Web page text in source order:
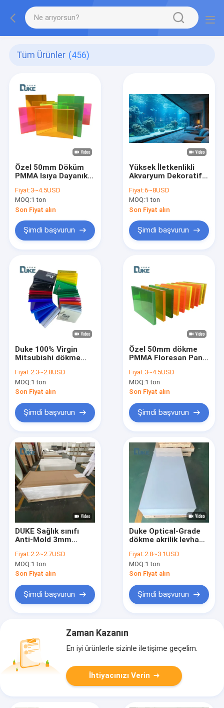
Tüm Ürünler (456)
Özel 50mm Döküm
PMMA Isıya Dayanıklı
12mm/10mm/20mm
Akrilik Plastik
Levhalar Reklam
Tabela Dekorasyon
Panosu
Fiyat:3~4.5USD
MOQ:1 ton
Son Fiyat alın
Şimdi başvurun
Yüksek İletkenlikli
Akvaryum Dekoratif
Levha/akrilik Duvar
Plastik Balık Tankı
Akvaryumları
Fiyat:6~8USD
MOQ:1 ton
Son Fiyat alın
Şimdi başvurun
Duke 100% Virgin
Mitsubishi dökme
renkli banyo plastik
levha rekabetçi fiyat
12mm 5mm kesme
Fiyat:2.3~2.8USD
MOQ:1 ton
Son Fiyat alın
Şimdi başvurun
Özel 50mm dökme
PMMA Floresan Panel
Akrilik Plastik Reklam
İşareti Dekorasyon
Tahta 10mm Işık
Fiyat:3~4.5USD
MOQ:1 ton
Son Fiyat alın
Şimdi başvurun
DUKE Sağlık sınıfı
Anti-Mold 3mm
Özel döküm akrilik
levha PE 5mm 8mm
Özel kesim hizmeti
Fiyat:2.2~2.7USD
MOQ:1 ton
Son Fiyat alın
Şimdi başvurun
Duke Optical-Grade
dökme akrilik levha
Mitsubishi MMA
Yüksek açıklık 92%
Aynanın hassasiyeti
basılabilir plastik
Fiyat:2.8~3.1USD
MOQ:1 ton
Son Fiyat alın
Şimdi başvurun
Zaman Kazanın
En iyi ürünlerle sizinle iletişime geçelim.
İhtiyacınızı Verin